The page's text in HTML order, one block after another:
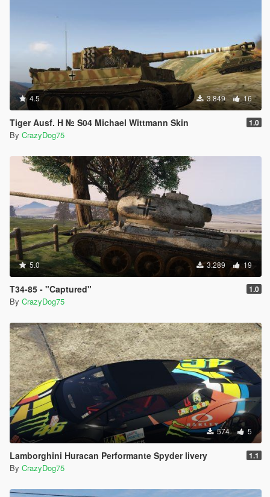
4.5 3.849 16
Tiger Ausf. H № S04 Michael Wittmann Skin 1.0
By CrazyDog75
5.0 3.289 19
T34-85 - "Captured" 1.0
By CrazyDog75
574 5
Lamborghini Huracan Performante Spyder livery 1.1
By CrazyDog75